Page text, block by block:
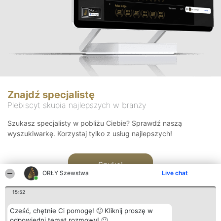
ORŁY Szewstwa Live chat
15:52
Cześć, chętnie Ci pomogę! 🙂 Kliknij proszę w
Znajdź specjalistę
Plebiscyt skupia najlepszych w branży
Szukasz specjalisty w pobliżu Ciebie? Sprawdź naszą
wyszukiwarkę. Korzystaj tylko z usług najlepszych!
Szukaj